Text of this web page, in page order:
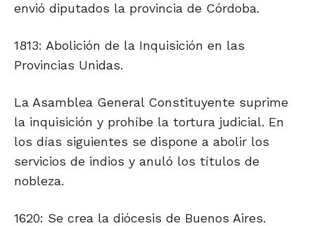
envió diputados la provincia de Córdoba.
1813: Abolición de la Inquisición en las
Provincias Unidas.
La Asamblea General Constituyente suprime
la inquisición y prohíbe la tortura judicial. En
los días siguientes se dispone a abolir los
servicios de indios y anuló los títulos de
nobleza.
1620: Se crea la diócesis de Buenos Aires.